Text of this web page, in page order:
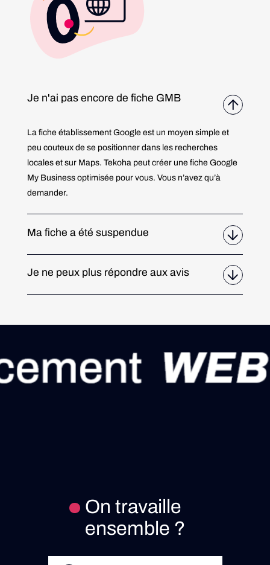
Je n'ai pas encore de fiche GMB
La fiche établissement Google est un moyen simple et
peu couteux de se positionner dans les recherches
locales et sur Maps. Tekoha peut créer une fiche Google
My Business optimisée pour vous. Vous n’avez qu’à
demander.
Ma fiche a été suspendue
Je ne peux plus répondre aux avis
On travaille
ensemble ?